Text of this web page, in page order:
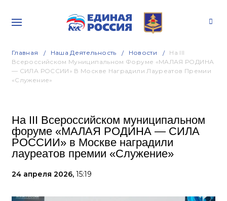
Главная Наша Деятельность Новости
На III
Всероссийском Муниципальном Форуме «МАЛАЯ РОДИНА
— СИЛА РОССИИ» В Москве Наградили Лауреатов Премии
«Служение»
На III Всероссийском муниципальном
форуме «МАЛАЯ РОДИНА — СИЛА
РОССИИ» в Москве наградили
лауреатов премии «Служение»
24 апреля 2026, 15:19